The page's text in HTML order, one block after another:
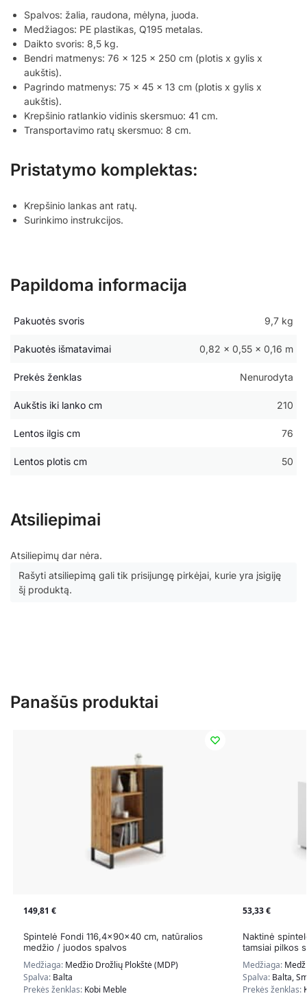
Spalvos: žalia, raudona, mėlyna, juoda.
Medžiagos: PE plastikas, Q195 metalas.
Daikto svoris: 8,5 kg.
Bendri matmenys: 76 x 125 x 250 cm (plotis x gylis x
aukštis).
Pagrindo matmenys: 75 x 45 x 13 cm (plotis x gylis x
aukštis).
Krepšinio ratlankio vidinis skersmuo: 41 cm.
Transportavimo ratų skersmuo: 8 cm.
Pristatymo komplektas:
Krepšinio lankas ant ratų.
Surinkimo instrukcijos.
Papildoma informacija
Pakuotės svoris 9,7 kg
Pakuotės išmatavimai 0,82 × 0,55 × 0,16 m
Prekės ženklas Nenurodyta
Aukštis iki lanko cm 210
Lentos ilgis cm 76
Lentos plotis cm 50
Atsiliepimai
Atsiliepimų dar nėra.
Rašyti atsiliepimą gali tik prisijungę pirkėjai, kurie yra įsigiję
šį produktą.
Panašūs produktai
149,81 €
Spintelė Fondi 116,4x90x40 cm, natūralios
medžio / juodos spalvos
Medžiaga: Medžio Drožlių Plokštė (MDP)
Spalva: Balta
Prekės ženklas: Kobi Meble
53,33€
Naktinė
tamsiai pilkos
Medžiaga:
Spalva: Balta,
Prekės ženklas: